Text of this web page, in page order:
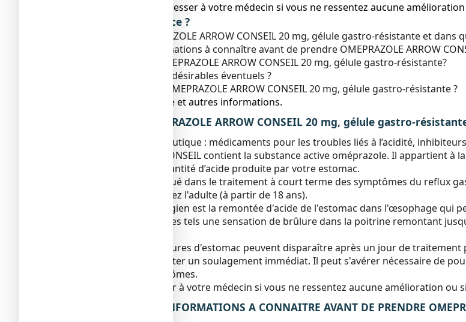
● Vous devez vous adresser à votre médecin si vous ne ressentez aucune
Que contient cette notice ?
1. Qu'est-ce que OMEPRAZOLE ARROW CONSEIL 20 mg, gélule gastro-résistante et dans
2. Quelles sont les informations à connaître avant de prendre OMEPRAZOLE ARROW
3. Comment prendre OMEPRAZOLE ARROW CONSEIL 20 mg, gélule gastro-résistante?
4. Quels sont les effets indésirables éventuels ?
5. Comment conserver OMEPRAZOLE ARROW CONSEIL 20 mg, gélule gastro-résistante ?
6. Contenu de l’emballage et autres informations.
1. QU’EST-CE QUE OMEPRAZOLE ARROW CONSEIL 20 mg, gélule gastro-
Classe pharmacothérapeutique : médicaments pour les troubles liés à l’acidité,
OMEPRAZOLE ARROW CONSEIL contient la substance active oméprazole. Il appartient
protons. Il diminue la quantité d’acide produite par votre estomac.
Ce médicament est indiqué dans le traitement à court terme des symptômes du reflux
régurgitations acides) chez l'adulte (à partir de 18 ans).
Le reflux gastro-œsophagien est la remontée d'acide de l'estomac dans l'œsophage
provoquer des symptômes tels une sensation de brûlure dans la poitrine remontant
Le reflux acide et les brûlures d'estomac peuvent disparaître après un jour de traitement
n'est pas destiné à apporter un soulagement immédiat. Il peut s'avérer nécessaire de
l'amélioration des symptômes.
Vous devez vous adresser à votre médecin si vous ne ressentez aucune amélioration
2. QUELLES SONT LES INFORMATIONS A CONNAITRE AVANT DE PRENDRE